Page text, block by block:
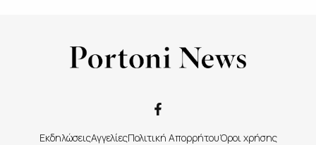
ΕκδηλώσειςΑγγελίεςΠολιτική ΑπορρήτουΌροι χρήσης